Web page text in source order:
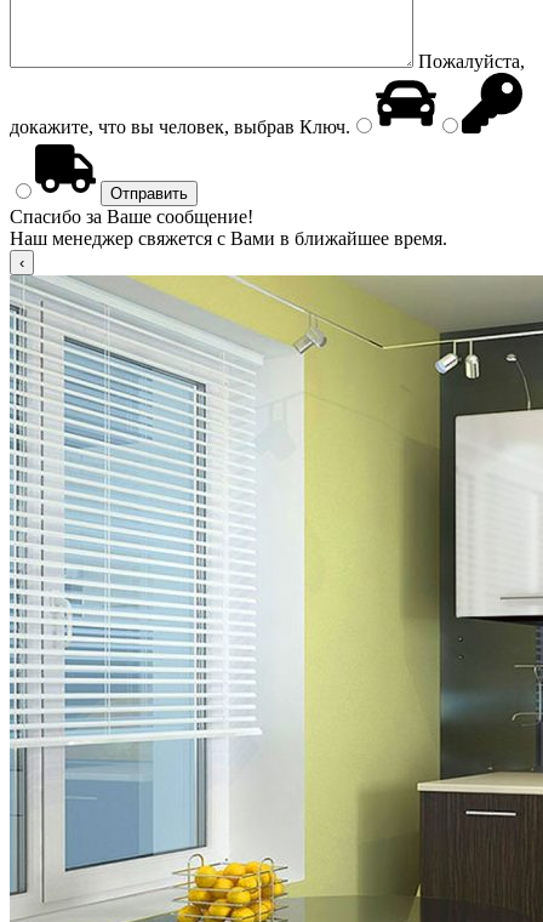
Пожалуйста,
докажите, что вы человек, выбрав Ключ.
Спасибо за Ваше сообщение!
Наш менеджер свяжется с Вами в ближайшее время.